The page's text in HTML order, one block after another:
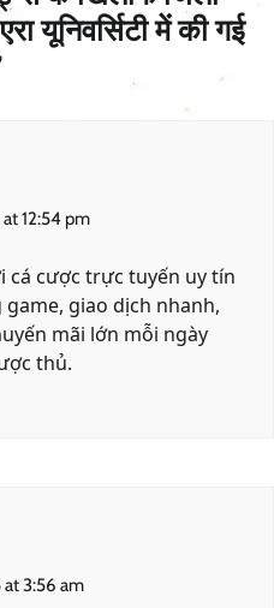
यूनिवर्सिटी में की गई
12:54 pm
cá cược trực tuyến uy tín
game, giao dịch nhanh,
mãi lớn mỗi ngày
thủ.
3:56 am